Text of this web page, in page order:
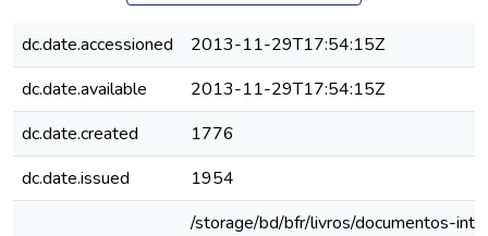
dc.date.accessioned
2013-11-29T17:54:15Z
dc.date.available
2013-11-29T17:54:15Z
dc.date.created
1776
dc.date.issued
1954
/storage/bd/bfr/livros/documentos-